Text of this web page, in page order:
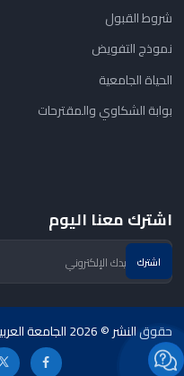
شروط القبول
نموذج التفويض
الحياة الجامعية
بوابة الشكاوي والمقترحات
اشترك معنا اليوم
حقوق النشر © 2026 الجامعة العربية الدولية (AIU). جميع الحقوق محفوظة.